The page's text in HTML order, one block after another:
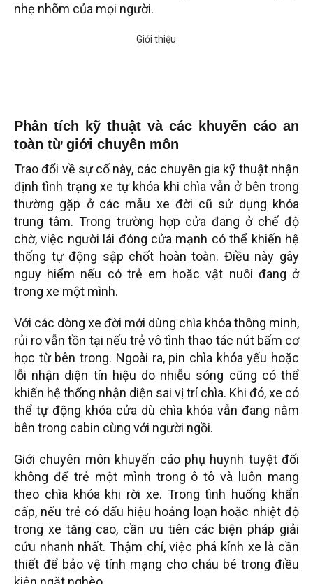
nhẹ nhõm của mọi người.
Phân tích kỹ thuật và các khuyến cáo an
toàn từ giới chuyên môn
Trao đổi về sự cố này, các chuyên gia kỹ thuật nhận
định tình trạng xe tự khóa khi chìa vẫn ở bên trong
thường gặp ở các mẫu xe đời cũ sử dụng khóa
trung tâm. Trong trường hợp cửa đang ở chế độ
chờ, việc người lái đóng cửa mạnh có thể khiến hệ
thống tự động sập chốt hoàn toàn. Điều này gây
nguy hiểm nếu có trẻ em hoặc vật nuôi đang ở
trong xe một mình.
Với các dòng xe đời mới dùng chìa khóa thông minh,
rủi ro vẫn tồn tại nếu trẻ vô tình thao tác nút bấm cơ
học từ bên trong. Ngoài ra, pin chìa khóa yếu hoặc
lỗi nhận diện tín hiệu do nhiễu sóng cũng có thể
khiến hệ thống nhận diện sai vị trí chìa. Khi đó, xe có
thể tự động khóa cửa dù chìa khóa vẫn đang nằm
bên trong cabin cùng với người ngồi.
Giới chuyên môn khuyến cáo phụ huynh tuyệt đối
không để trẻ một mình trong ô tô và luôn mang
theo chìa khóa khi rời xe. Trong tình huống khẩn
cấp, nếu trẻ có dấu hiệu hoảng loạn hoặc nhiệt độ
trong xe tăng cao, cần ưu tiên các biện pháp giải
cứu nhanh nhất. Thậm chí, việc phá kính xe là cần
thiết để bảo vệ tính mạng cho cháu bé trong điều